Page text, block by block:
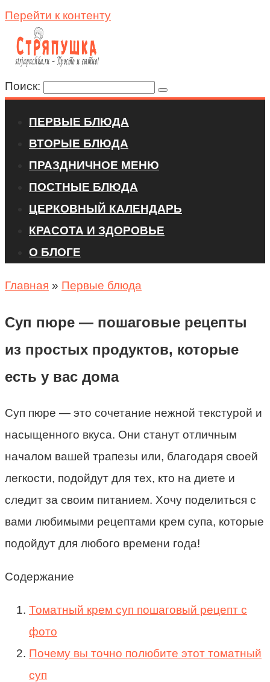
Перейти к контенту
Поиск:
ПЕРВЫЕ БЛЮДА
ВТОРЫЕ БЛЮДА
ПРАЗДНИЧНОЕ МЕНЮ
ПОСТНЫЕ БЛЮДА
ЦЕРКОВНЫЙ КАЛЕНДАРЬ
КРАСОТА И ЗДОРОВЬЕ
О БЛОГЕ
Главная » Первые блюда
Суп пюре — пошаговые рецепты
из простых продуктов, которые
есть у вас дома
Суп пюре — это сочетание нежной текстурой и
насыщенного вкуса. Они станут отличным
началом вашей трапезы или, благодаря своей
легкости, подойдут для тех, кто на диете и
следит за своим питанием. Хочу поделиться с
вами любимыми рецептами крем супа, которые
подойдут для любого времени года!
Содержание
Томатный крем суп пошаговый рецепт с
фото
Почему вы точно полюбите этот томатный
суп